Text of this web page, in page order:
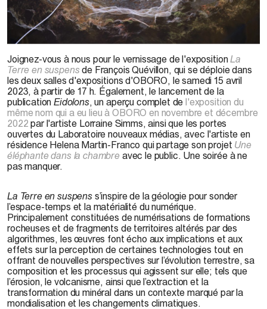
Joignez-vous à nous pour le vernissage de l'expositionLa
Terre en suspens de François Quévillon, qui se déploie dans
les deux salles d'expositions d'OBORO, le samedi 15 avril
2023, à partir de 17 h. Également, le lancement de la
publicationEidolons, un aperçu complet del'exposition du
même nom qui a eu lieu à OBORO en novembre et décembre
2022 par l'artiste Lorraine Simms, ainsi que les portes
ouvertes du Laboratoire nouveaux médias, avec l'artiste en
résidence Helena Martin-Franco qui partage son projet Une
éléphante dans la chambre avec le public. Une soirée à ne
pas manquer.
La Terre en suspenss’inspire de la géologie pour sonder
l’espace-temps et la matérialité du numérique.
Principalement constituées de numérisations de formations
rocheuses et de fragments de territoires altérés par des
algorithmes, les œuvres font écho aux implications et aux
effets sur la perception de certaines technologies tout en
offrant de nouvelles perspectives sur l’évolution terrestre, sa
composition et les processus qui agissent sur elle; tels que
l’érosion, le volcanisme, ainsi que l’extraction et la
transformation du minéral dans un contexte marqué par la
mondialisation et les changements climatiques.